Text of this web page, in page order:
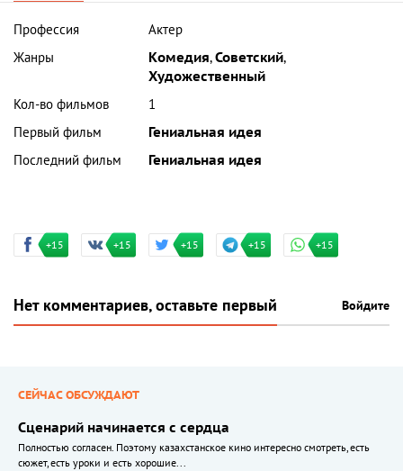
Профессия
Актер
Жанры
Комедия,Советский,
Художественный
Кол-во фильмов
1
Первый фильм
Гениальная идея
Последний фильм
Гениальная идея
+15 +15 +15 +15 +15
Нет комментариев, оставьте первый Войдите
СЕЙЧАС ОБСУЖДАЮТ
Сценарий начинается с сердца
Полностью согласен. Поэтому казахстанское кино интересно смотреть, есть
сюжет, есть уроки и есть хорошие...